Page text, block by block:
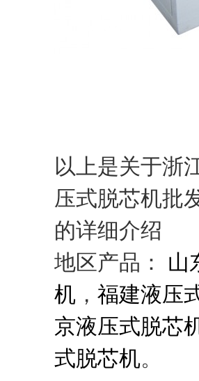
以上是关于浙
压式脱芯机批
的详细介绍
地区产品： 山
机 ， 福建液压
京液压式脱芯
式脱芯机。